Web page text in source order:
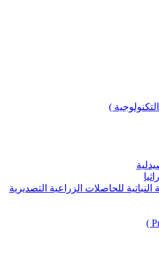
)
للحاصلات الزراعية التصديرية